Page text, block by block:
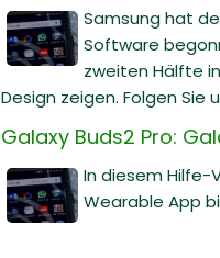
Samsung hat
Software
zweiten Hälfte
Design zeigen. Folgen Sie
Galaxy Buds2 Pro:
In diesem Hilfe-
Wearable App